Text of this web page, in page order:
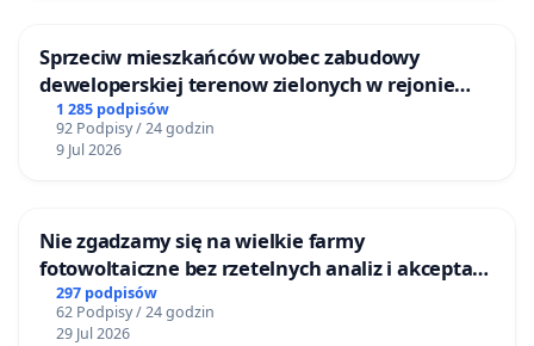
Sprzeciw mieszkańców wobec zabudowy
deweloperskiej terenow zielonych w rejonie
Bulwarów Straceńskich w Bielsku-Białej
1 285 podpisów
92 Podpisy / 24 godzin
9 Jul 2026
Nie zgadzamy się na wielkie farmy
fotowoltaiczne bez rzetelnych analiz i akceptacji
mieszkańców
297 podpisów
62 Podpisy / 24 godzin
29 Jul 2026